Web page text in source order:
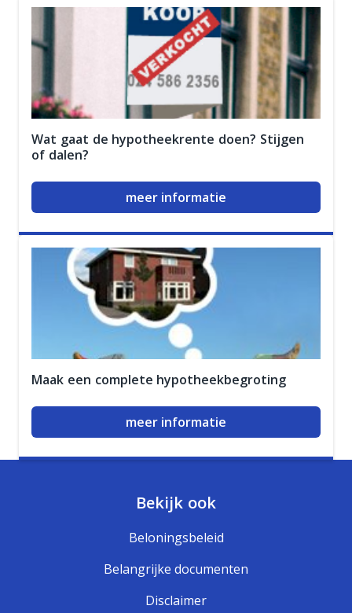
Wat gaat de hypotheekrente doen? Stijgen
of dalen?
meer informatie
Maak een complete hypotheekbegroting
meer informatie
Bekijk ook
Beloningsbeleid
Belangrijke documenten
Disclaimer